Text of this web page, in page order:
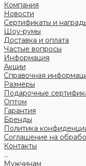
Компания
Новости
Сертификаты и
Шоу-румы
Доставка и оплата
Частые вопросы
Информация
Акции
Справочная
Размеры
Подарочные
Оптом
Гарантия
Бренды
Политика
Соглашение на
Контакты
...
Мужчинам